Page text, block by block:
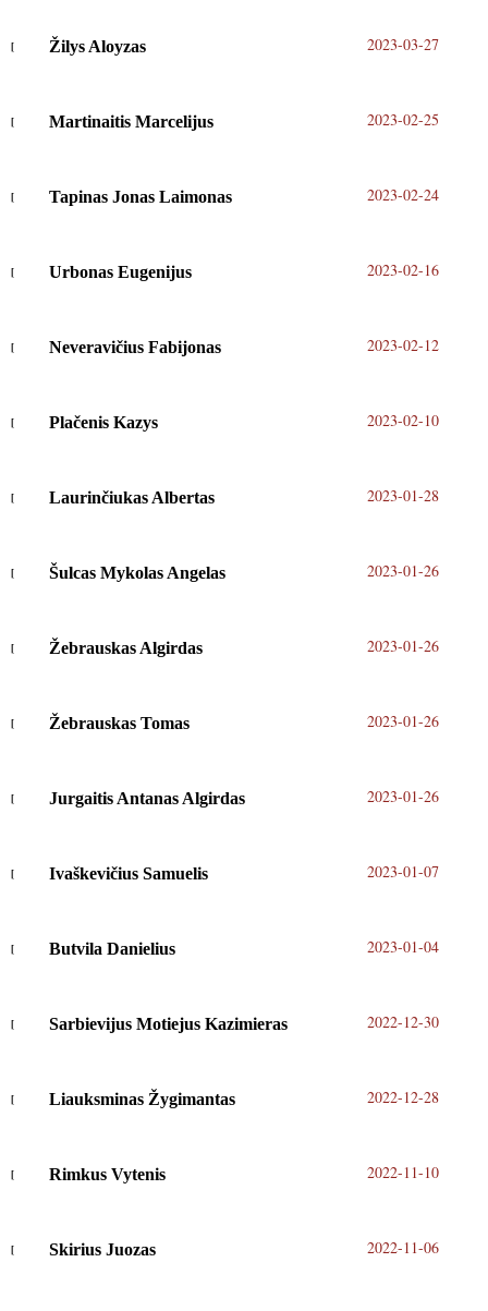
Žilys Aloyzas 2023-03-27
Martinaitis Marcelijus 2023-02-25
Tapinas Jonas Laimonas 2023-02-24
Urbonas Eugenijus 2023-02-16
Neveravičius Fabijonas 2023-02-12
Plačenis Kazys 2023-02-10
Laurinčiukas Albertas 2023-01-28
Šulcas Mykolas Angelas 2023-01-26
Žebrauskas Algirdas 2023-01-26
Žebrauskas Tomas 2023-01-26
Jurgaitis Antanas Algirdas 2023-01-26
Ivaškevičius Samuelis 2023-01-07
Butvila Danielius 2023-01-04
Sarbievijus Motiejus Kazimieras 2022-12-30
Liauksminas Žygimantas 2022-12-28
Rimkus Vytenis 2022-11-10
Skirius Juozas 2022-11-06